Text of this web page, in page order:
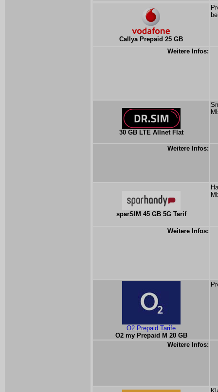
Callya Prepaid 25 GB
Weitere Infos:
30 GB LTE Allnet Flat
Weitere Infos:
sparSIM 45 GB 5G Tarif
Weitere Infos:
O2 Prepaid Tarife
O2 my Prepaid M 20 GB
Weitere Infos: